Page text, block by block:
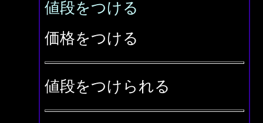
値段をつける
価格をつける
値段をつけられる